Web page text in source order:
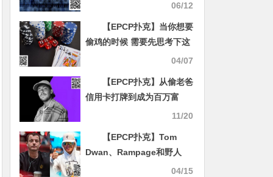
06/12
【EPCP扑克】当你想要
偷鸡的时候 需要先思考下这
04/07
【EPCP扑克】从偷老爸
信用卡打牌到成为百万富
翁，16岁的他怎么做到的？
11/20
【EPCP扑克】Tom
Dwan、Rampage和野人
Cates确认参加2024 HCL百
04/15